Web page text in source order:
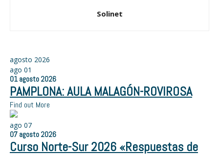
Solinet
agosto 2026
ago 01
01 agosto 2026
PAMPLONA: AULA MALAGÓN-ROVIROSA
Find out More
ago 07
07 agosto 2026
Curso Norte-Sur 2026 «Respuestas de